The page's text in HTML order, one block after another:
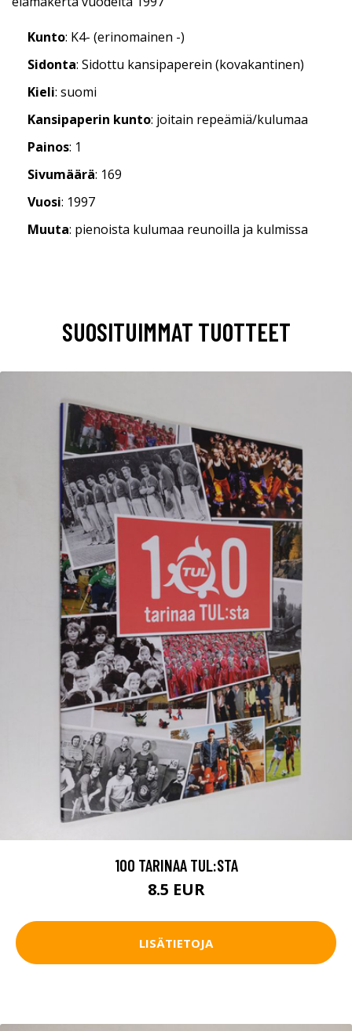
Kunto: K4- (erinomainen -)
Sidonta: Sidottu kansipaperein (kovakantinen)
Kieli: suomi
Kansipaperin kunto: joitain repeämiä/kulumaa
Painos: 1
Sivumäärä: 169
Vuosi: 1997
Muuta: pienoista kulumaa reunoilla ja kulmissa
SUOSITUIMMAT TUOTTEET
100 TARINAA TUL:STA
8.5 EUR
LISÄTIETOJA